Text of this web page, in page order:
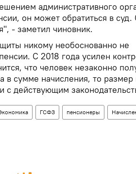
административного
он может обратиться в суд.
- заметил чиновник.
никому необоснованно не
С 2018 года усилен
что человек незаконно
в сумме начисления, то размер
с действующим
ГСФЗ пенсионеры